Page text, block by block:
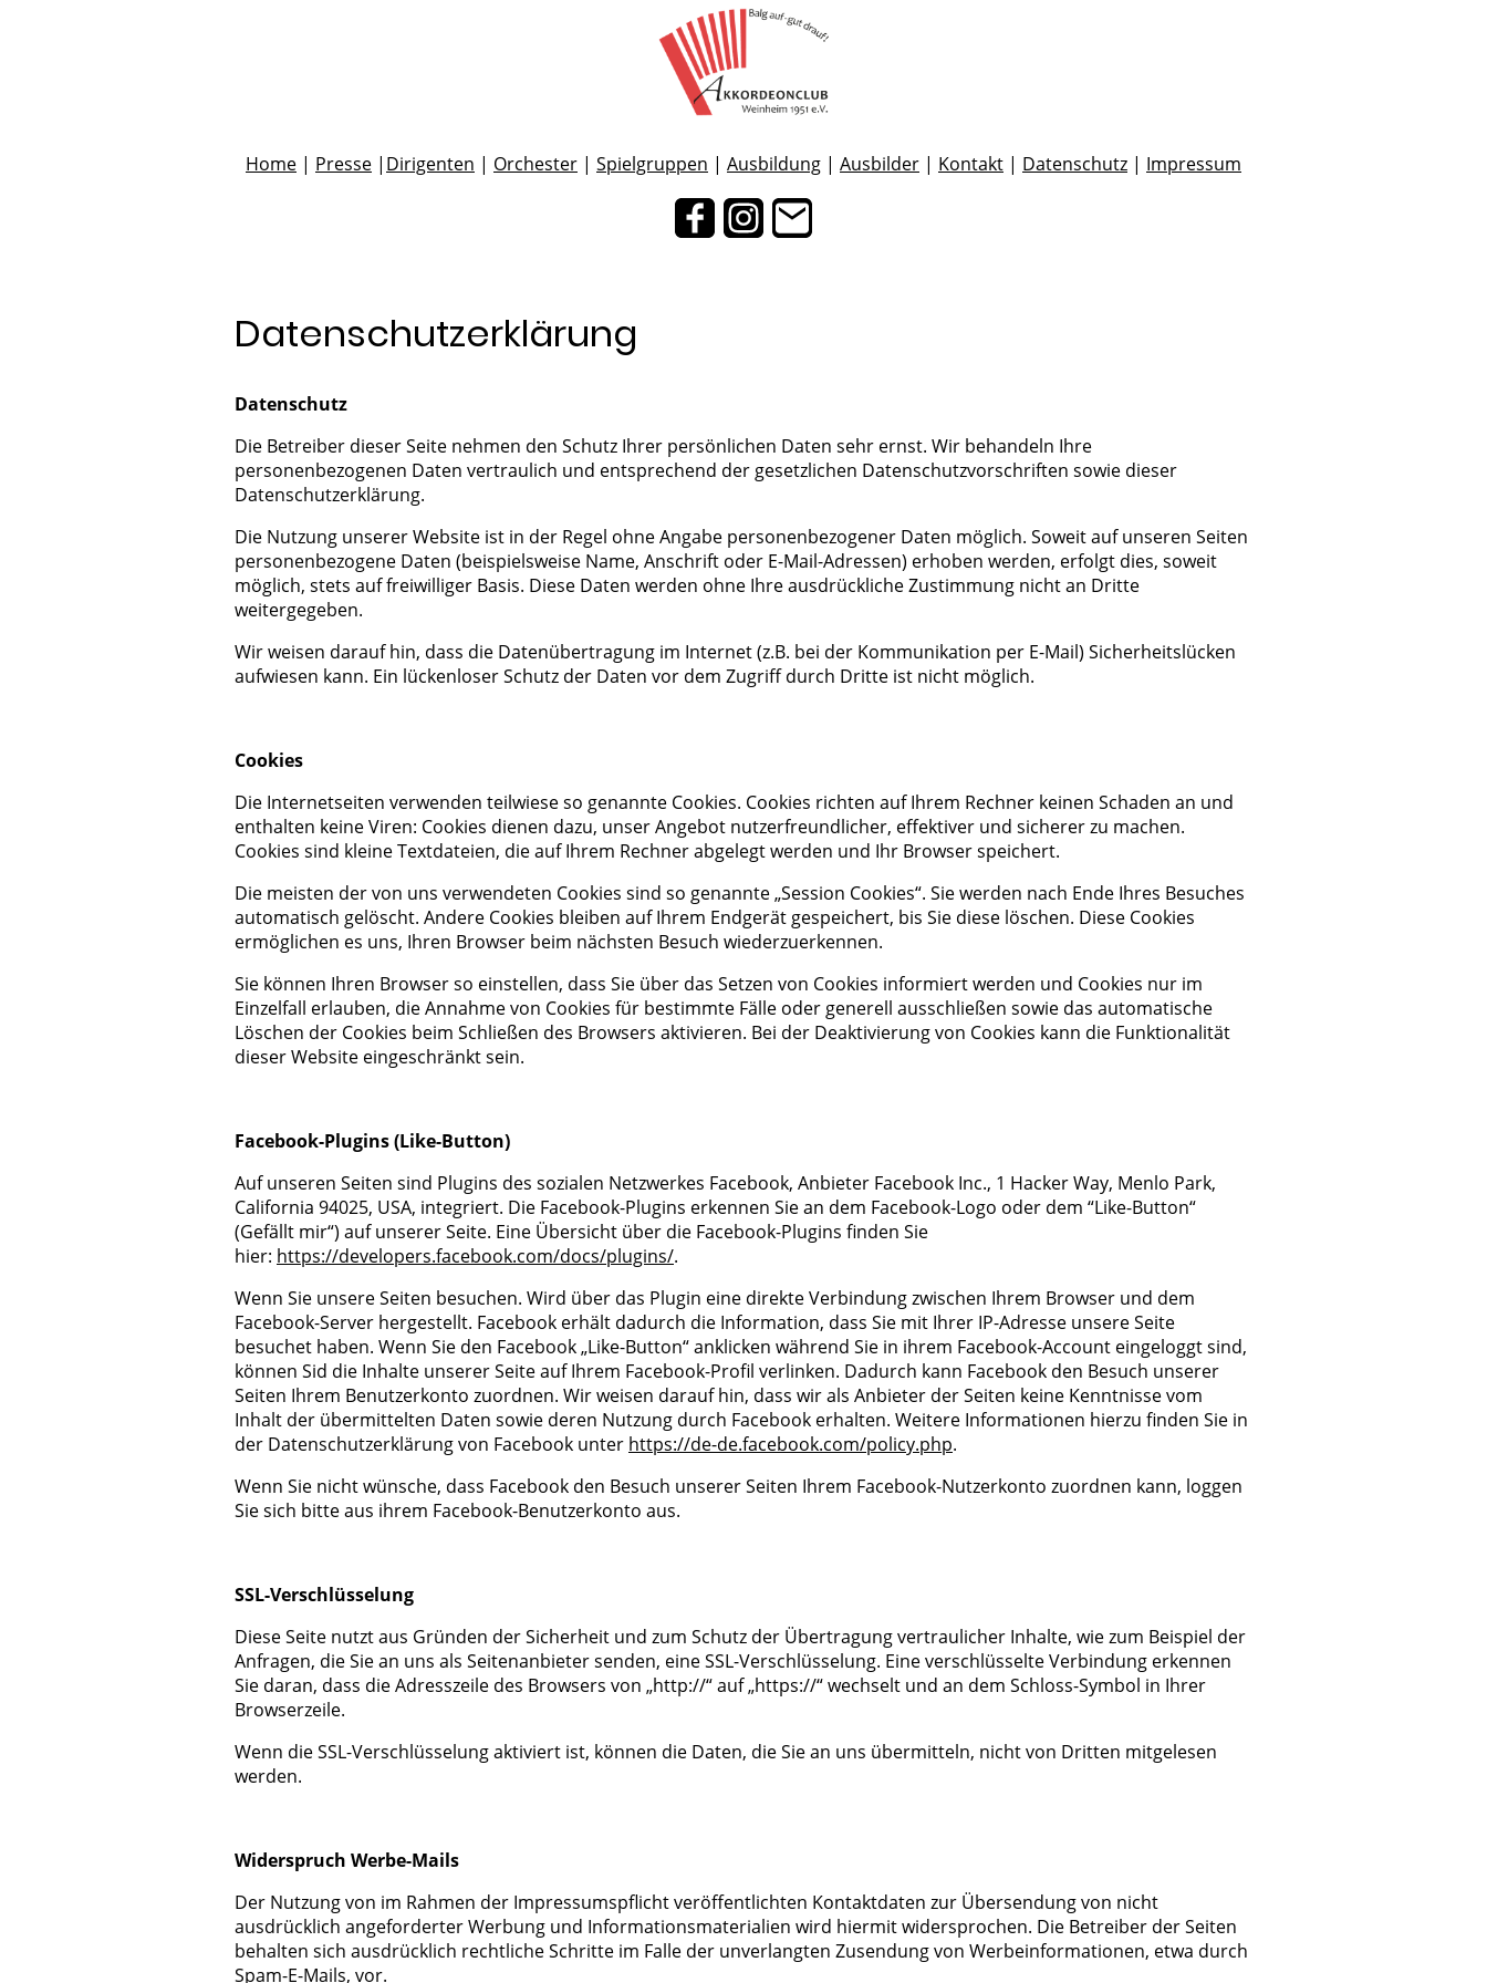
Home | Presse | Dirigenten | Orchester | Spielgruppen | Ausbildung | Ausbilder | Kontakt | Datenschutz | Impressum
Datenschutzerklärung
Datenschutz
Die Betreiber dieser Seite nehmen den Schutz Ihrer persönlichen Daten sehr ernst. Wir behandeln Ihre
personenbezogenen Daten vertraulich und entsprechend der gesetzlichen Datenschutzvorschriften sowie dieser
Datenschutzerklärung.
Die Nutzung unserer Website ist in der Regel ohne Angabe personenbezogener Daten möglich. Soweit auf unseren Seiten
personenbezogene Daten (beispielsweise Name, Anschrift oder E-Mail-Adressen) erhoben werden, erfolgt dies, soweit
möglich, stets auf freiwilliger Basis. Diese Daten werden ohne Ihre ausdrückliche Zustimmung nicht an Dritte
weitergegeben.
Wir weisen darauf hin, dass die Datenübertragung im Internet (z.B. bei der Kommunikation per E-Mail) Sicherheitslücken
aufwiesen kann. Ein lückenloser Schutz der Daten vor dem Zugriff durch Dritte ist nicht möglich.
Cookies
Die Internetseiten verwenden teilwiese so genannte Cookies. Cookies richten auf Ihrem Rechner keinen Schaden an und
enthalten keine Viren: Cookies dienen dazu, unser Angebot nutzerfreundlicher, effektiver und sicherer zu machen.
Cookies sind kleine Textdateien, die auf Ihrem Rechner abgelegt werden und Ihr Browser speichert.
Die meisten der von uns verwendeten Cookies sind so genannte „Session Cookies“. Sie werden nach Ende Ihres Besuches
automatisch gelöscht. Andere Cookies bleiben auf Ihrem Endgerät gespeichert, bis Sie diese löschen. Diese Cookies
ermöglichen es uns, Ihren Browser beim nächsten Besuch wiederzuerkennen.
Sie können Ihren Browser so einstellen, dass Sie über das Setzen von Cookies informiert werden und Cookies nur im
Einzelfall erlauben, die Annahme von Cookies für bestimmte Fälle oder generell ausschließen sowie das automatische
Löschen der Cookies beim Schließen des Browsers aktivieren. Bei der Deaktivierung von Cookies kann die Funktionalität
dieser Website eingeschränkt sein.
Facebook-Plugins (Like-Button)
Auf unseren Seiten sind Plugins des sozialen Netzwerkes Facebook, Anbieter Facebook Inc., 1 Hacker Way, Menlo Park,
California 94025, USA, integriert. Die Facebook-Plugins erkennen Sie an dem Facebook-Logo oder dem “Like-Button“
(Gefällt mir“) auf unserer Seite. Eine Übersicht über die Facebook-Plugins finden Sie
hier: https://developers.facebook.com/docs/plugins/.
Wenn Sie unsere Seiten besuchen. Wird über das Plugin eine direkte Verbindung zwischen Ihrem Browser und dem
Facebook-Server hergestellt. Facebook erhält dadurch die Information, dass Sie mit Ihrer IP-Adresse unsere Seite
besuchet haben. Wenn Sie den Facebook „Like-Button“ anklicken während Sie in ihrem Facebook-Account eingeloggt sind,
können Sid die Inhalte unserer Seite auf Ihrem Facebook-Profil verlinken. Dadurch kann Facebook den Besuch unserer
Seiten Ihrem Benutzerkonto zuordnen. Wir weisen darauf hin, dass wir als Anbieter der Seiten keine Kenntnisse vom
Inhalt der übermittelten Daten sowie deren Nutzung durch Facebook erhalten. Weitere Informationen hierzu finden Sie in
der Datenschutzerklärung von Facebook unter https://de-de.facebook.com/policy.php.
Wenn Sie nicht wünsche, dass Facebook den Besuch unserer Seiten Ihrem Facebook-Nutzerkonto zuordnen kann, loggen
Sie sich bitte aus ihrem Facebook-Benutzerkonto aus.
SSL-Verschlüsselung
Diese Seite nutzt aus Gründen der Sicherheit und zum Schutz der Übertragung vertraulicher Inhalte, wie zum Beispiel der
Anfragen, die Sie an uns als Seitenanbieter senden, eine SSL-Verschlüsselung. Eine verschlüsselte Verbindung erkennen
Sie daran, dass die Adresszeile des Browsers von „http://“ auf „https://“ wechselt und an dem Schloss-Symbol in Ihrer
Browserzeile.
Wenn die SSL-Verschlüsselung aktiviert ist, können die Daten, die Sie an uns übermitteln, nicht von Dritten mitgelesen
werden.
Widerspruch Werbe-Mails
Der Nutzung von im Rahmen der Impressumspflicht veröffentlichten Kontaktdaten zur Übersendung von nicht
ausdrücklich angeforderter Werbung und Informationsmaterialien wird hiermit widersprochen. Die Betreiber der Seiten
behalten sich ausdrücklich rechtliche Schritte im Falle der unverlangten Zusendung von Werbeinformationen, etwa durch
Spam-E-Mails, vor.